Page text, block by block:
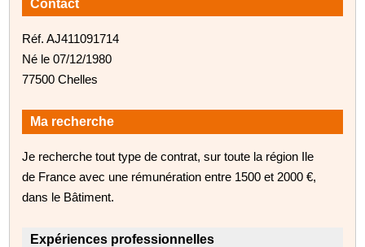
Contact
Réf. AJ411091714
Né le 07/12/1980
77500 Chelles
Ma recherche
Je recherche tout type de contrat, sur toute la région Ile
de France avec une rémunération entre 1500 et 2000 €,
dans le Bâtiment.
Expériences professionnelles